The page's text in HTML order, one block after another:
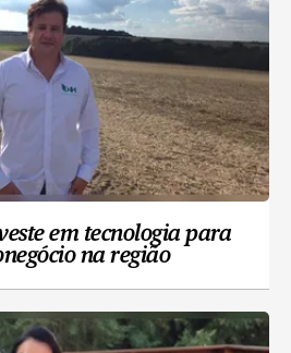
em tecnologia para
na região